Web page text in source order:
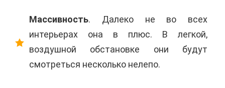
Массивность. Далеко не во всех
интерьерах она в плюс. В легкой,
воздушной обстановке они будут
смотреться несколько нелепо.